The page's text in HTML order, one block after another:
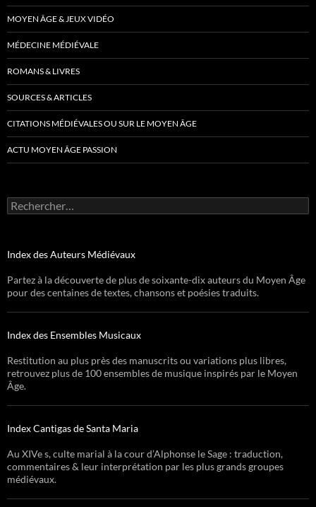
MOYEN ÂGE & JEUX VIDÉO
MÉDECINE MÉDIÉVALE
ROMANS & LIVRES
SOURCES & ARTICLES
CITATIONS MÉDIÉVALES OU SUR LE MOYEN ÂGE
ACTU MOYEN ÂGE PASSION
Rechercher :
Index des Auteurs Médiévaux
Partez à la découverte de plus de soixante-dix auteurs du Moyen Âge
pour des centaines de textes, chansons et poésies traduits.
Index des Ensembles Musicaux
Restitution au plus près des manuscrits ou variations plus libres,
retrouvez plus de 100 ensembles de musique inspirés par le Moyen
Âge.
Index Cantigas de Santa Maria
Au XIVe s, culte marial à la cour d’Alphonse le Sage : traduction,
commentaires & leur interprétation par les plus grands groupes
médiévaux.